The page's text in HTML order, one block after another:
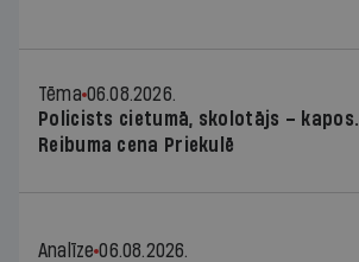
Tēma 06.08.2026.
Policists cietumā, skolotājs – kapos.
Reibuma cena Priekulē
Analīze 06.08.2026.